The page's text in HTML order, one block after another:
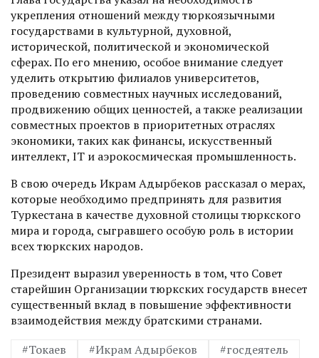
укрепления отношений между тюркоязычными
государствами в культурной, духовной,
исторической, политической и экономической
сферах. По его мнению, особое внимание следует
уделить открытию филиалов университетов,
проведению совместных научных исследований,
продвижению общих ценностей, а также реализации
совместных проектов в приоритетных отраслях
экономики, таких как финансы, искусственный
интеллект, IT и аэрокосмическая промышленность.
В свою очередь Икрам Адырбеков рассказал о мерах,
которые необходимо предпринять для развития
Туркестана в качестве духовной столицы тюркского
мира и города, сыгравшего особую роль в истории
всех тюркских народов.
Президент выразил уверенность в том, что Совет
старейшин Организации тюркских государств внесет
существенный вклад в повышение эффективности
взаимодействия между братскими странами.
#Токаев
#Икрам Адырбеков #госдеятель